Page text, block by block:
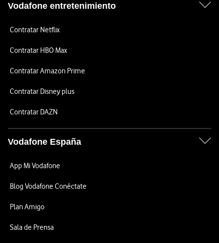
Vodafone entretenimiento
Contratar Netflix
Contratar HBO Max
Contratar Amazon Prime
Contratar Disney plus
Contratar DAZN
Vodafone España
App Mi Vodafone
Blog Vodafone Conéctate
Plan Amigo
Sala de Prensa